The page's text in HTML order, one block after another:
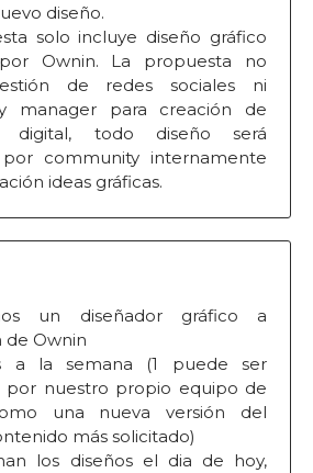
diseño.
solo incluye diseño gráfico
Ownin. La propuesta no
de redes sociales ni
manager para creación de
digital, todo diseño será
community internamente
ideas gráficas.
un diseñador gráfico a
de Ownin
a la semana (1 puede ser
por nuestro propio equipo de
una nueva versión del
más solicitado)
los diseños el dia de hoy,